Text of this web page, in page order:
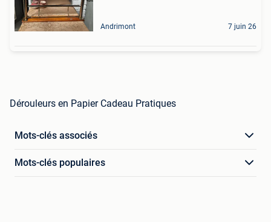
Andrimont 7 juin 26
Dérouleurs en Papier Cadeau Pratiques
Mots-clés associés
Mots-clés populaires